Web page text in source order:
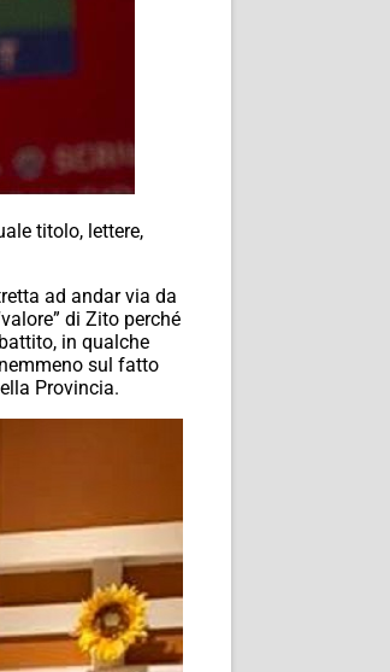
titolo, lettere,
ad andar via da
di Zito perché
in qualche
sul fatto
Provincia.